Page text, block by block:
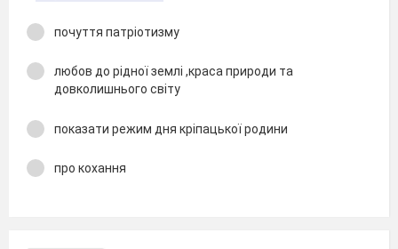
почуття патріотизму
любов до рідної землі ,краса природи та
довколишнього світу
показати режим дня кріпацької родини
про кохання